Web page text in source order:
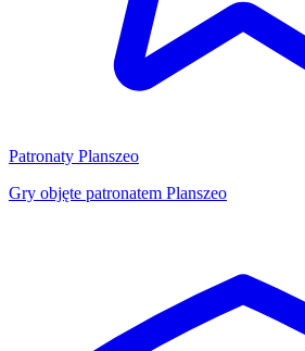
Patronaty Planszeo
Gry objęte patronatem Planszeo